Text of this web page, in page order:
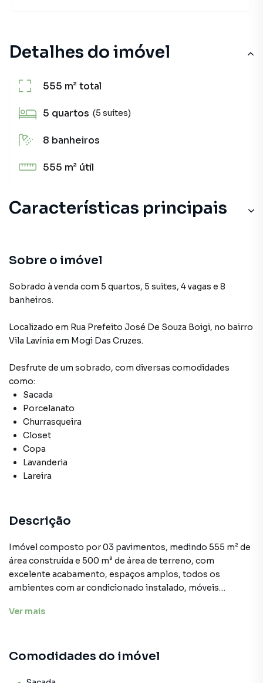
Detalhes do imóvel
555 m²total
5 quartos (5 suítes)
8 banheiros
555 m² útil
Características principais
Sobre o imóvel
Sobrado à venda com 5 quartos, 5 suites, 4 vagas e 8
banheiros.
Localizado em Rua Prefeito José De Souza Boigi, no bairro
Vila Lavínia em Mogi Das Cruzes.
Desfrute de um sobrado, com diversas comodidades
como:
Sacada
Porcelanato
Churrasqueira
Closet
Copa
Lavanderia
Lareira
Descrição
Imóvel composto por 03 pavimentos, medindo 555 m² de
área construída e 500 m² de área de terreno, com
excelente acabamento, espaços amplos, todos os
ambientes com ar condicionado instalado, móveis
delas são master combanheira, cozinha com móveis
instalação de elevador, home cinema, home office, espaço
Ver mais
Comodidades do imóvel